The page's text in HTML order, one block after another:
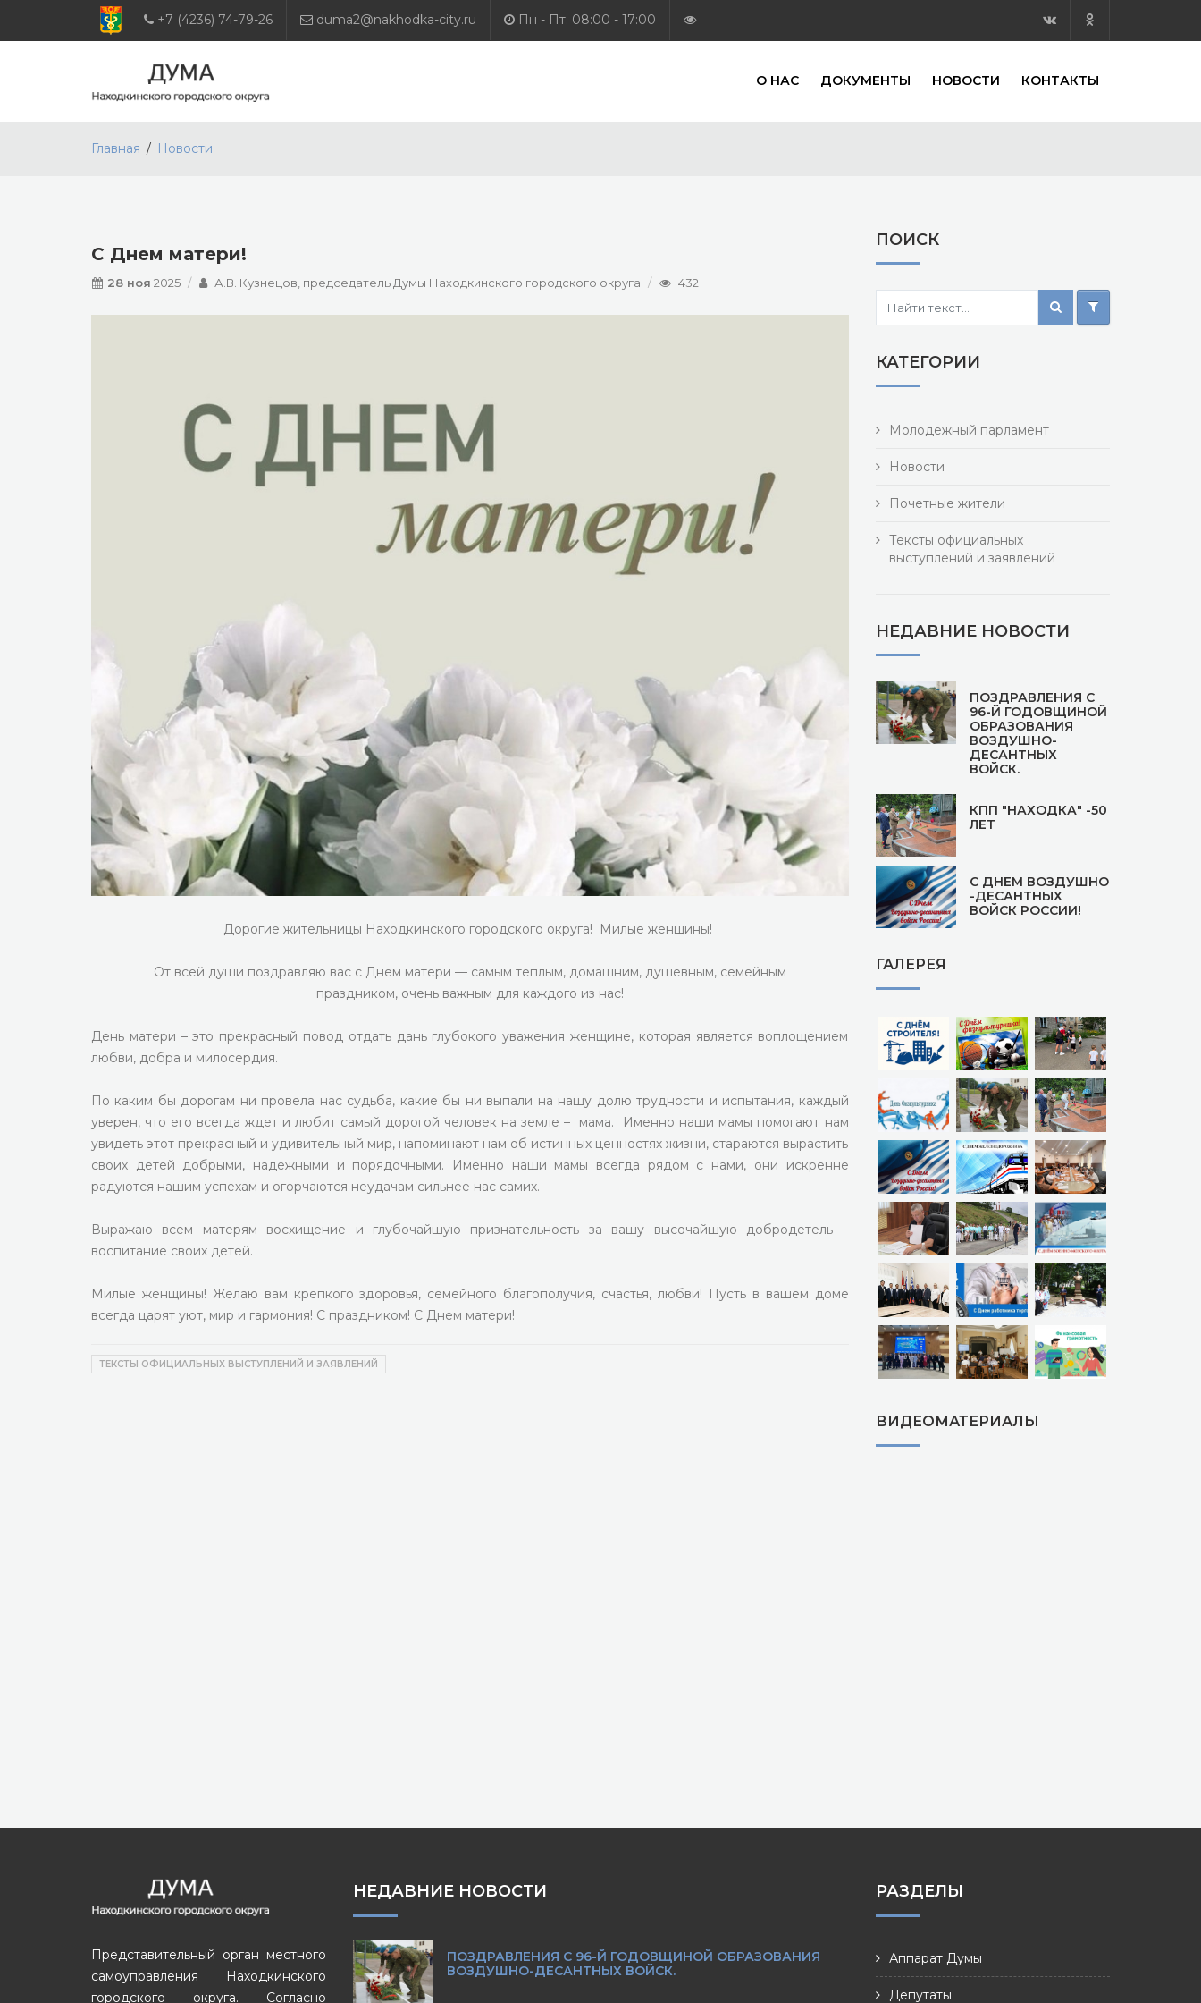
+7 (4236) 74-79-26 duma2@nakhodka-city.ru Пн - Пт: 08:00 - 17:00
О НАС ДОКУМЕНТЫ НОВОСТИ КОНТАКТЫ
Главная Новости
С Днем матери!
28 ноя 2025 А.В. Кузнецов, председатель Думы Находкинского городского округа 432
Дорогие жительницы Находкинского городского округа! Милые женщины!
От всей души поздравляю вас с Днем матери — самым теплым, домашним, душевным, семейным
праздником, очень важным для каждого из нас!
День матери – это прекрасный повод отдать дань глубокого уважения женщине, которая является воплощением
любви, добра и милосердия.
По каким бы дорогам ни провела нас судьба, какие бы ни выпали на нашу долю трудности и испытания, каждый
уверен, что его всегда ждет и любит самый дорогой человек на земле – мама. Именно наши мамы помогают нам
увидеть этот прекрасный и удивительный мир, напоминают нам об истинных ценностях жизни, стараются вырастить
своих детей добрыми, надежными и порядочными. Именно наши мамы всегда рядом с нами, они искренне
радуются нашим успехам и огорчаются неудачам сильнее нас самих.
Выражаю всем матерям восхищение и глубочайшую признательность за вашу высочайшую добродетель –
воспитание своих детей.
Милые женщины! Желаю вам крепкого здоровья, семейного благополучия, счастья, любви! Пусть в вашем доме
всегда царят уют, мир и гармония! С праздником! С Днем матери!
ТЕКСТЫ ОФИЦИАЛЬНЫХ ВЫСТУПЛЕНИЙ И ЗАЯВЛЕНИЙ
ПОИСК
КАТЕГОРИИ
Молодежный парламент
Новости
Почетные жители
Тексты официальных
выступлений и заявлений
НЕДАВНИЕ НОВОСТИ
ПОЗДРАВЛЕНИЯ С
96-Й ГОДОВЩИНОЙ
ОБРАЗОВАНИЯ
ВОЗДУШНО-
ДЕСАНТНЫХ
ВОЙСК.
КПП "НАХОДКА" -50
ЛЕТ
С ДНЕМ ВОЗДУШНО
-ДЕСАНТНЫХ
ВОЙСК РОССИИ!
ГАЛЕРЕЯ
ВИДЕОМАТЕРИАЛЫ
Представительный орган местного
самоуправления Находкинского
городского округа. Согласно
НЕДАВНИЕ НОВОСТИ
ПОЗДРАВЛЕНИЯ С 96-Й ГОДОВЩИНОЙ ОБРАЗОВАНИЯ
ВОЗДУШНО-ДЕСАНТНЫХ ВОЙСК.
РАЗДЕЛЫ
Аппарат Думы
Депутаты